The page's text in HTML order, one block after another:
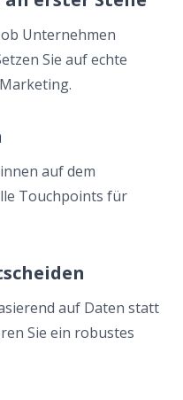
Unternehmen
Sie auf echte
auf dem
Touchpoints für
auf Daten statt
Sie ein robustes